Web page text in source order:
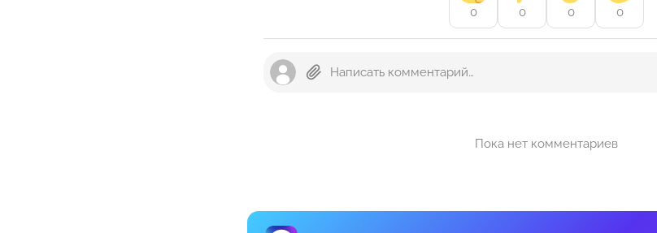
0 0 0 0
Пока нет комментариев